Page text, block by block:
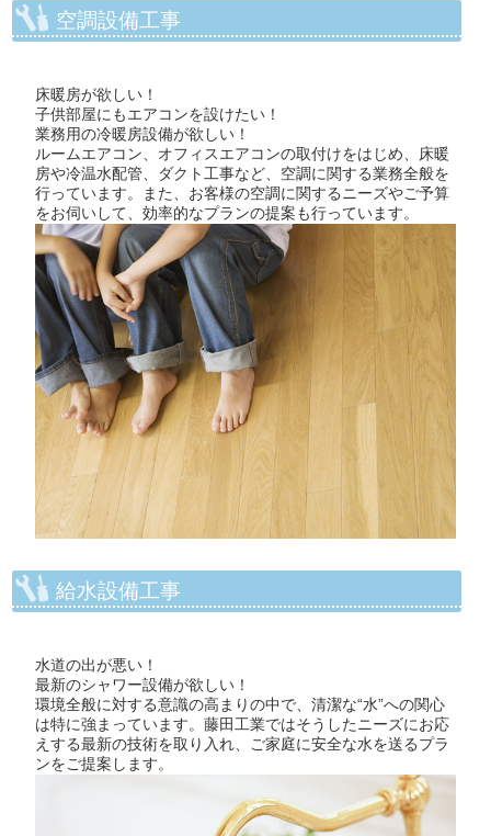
空調設備工事
床暖房が欲しい！
子供部屋にもエアコンを設けたい！
業務用の冷暖房設備が欲しい！
ルームエアコン、オフィスエアコンの取付けをはじめ、床暖
房や冷温水配管、ダクト工事など、空調に関する業務全般を
行っています。また、お客様の空調に関するニーズやご予算
をお伺いして、効率的なプランの提案も行っています。
給水設備工事
水道の出が悪い！
最新のシャワー設備が欲しい！
環境全般に対する意識の高まりの中で、清潔な“水”への関心
は特に強まっています。藤田工業ではそうしたニーズにお応
えする最新の技術を取り入れ、ご家庭に安全な水を送るプラ
ンをご提案します。